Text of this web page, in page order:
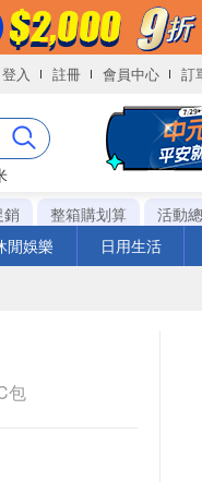
登入 註冊 會員中心 訂
銷 整箱購划算 活動
閒娛樂 日用生活
包